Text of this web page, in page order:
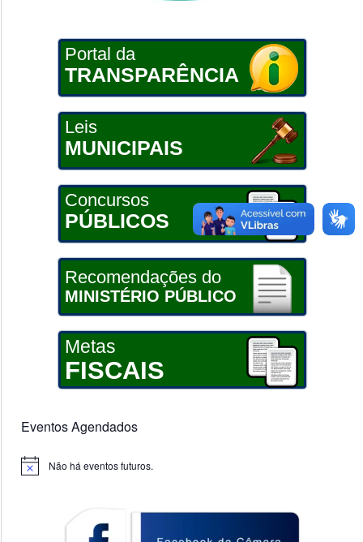
Portal da
TRANSPARÊNCIA
Leis
MUNICIPAIS
Concursos
PÚBLICOS
Recomendações do
MINISTÉRIO PÚBLICO
Metas
FISCAIS
Eventos Agendados
Notice Não há eventos futuros.